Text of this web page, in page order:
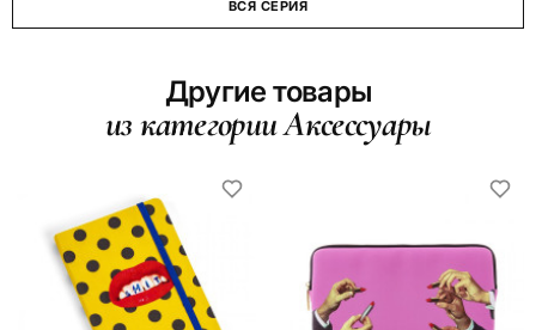
ВСЯ СЕРИЯ
Другие товары
из категории Аксессуары